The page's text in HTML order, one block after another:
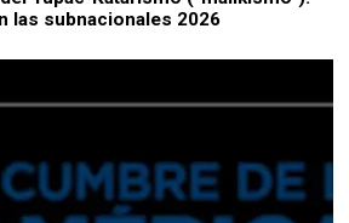
las subnacionales 2026